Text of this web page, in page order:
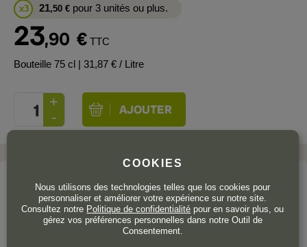
x3 21,50 € pour 3 unités ou plus.
23,90 € TTC
Bouteille 75 cl | 31,87 € / Litre
Le domaine
TERRAS GAUDA
COOKIES
Nous utilisons des technologies telles que los cookies pour
personnaliser et améliorer votre expérience sur notre site.
Consultez notre Politique de confidentialité pour en savoir plus, ou
gérez vos préférences personnelles dans notre Outil de
Consentement.